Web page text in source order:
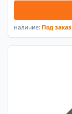
наличие: Под заказ